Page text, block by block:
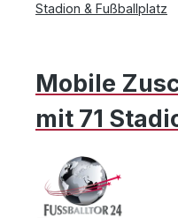
Stadion & Fußballplatz
Mobile
mit 71